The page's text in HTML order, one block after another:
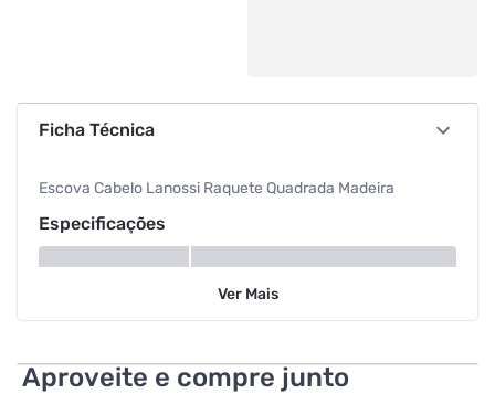
Ficha Técnica
Escova Cabelo Lanossi Raquete Quadrada Madeira
Especificações
Ver Mais
Aproveite e compre junto